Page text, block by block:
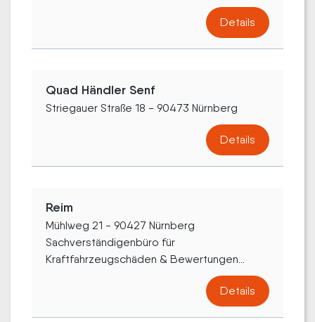
Details
Quad Händler Senf
Striegauer Straße 18 - 90473 Nürnberg
Details
Reim
Mühlweg 21 - 90427 Nürnberg
Sachverständigenbüro für
Kraftfahrzeugschäden & Bewertungen...
Details